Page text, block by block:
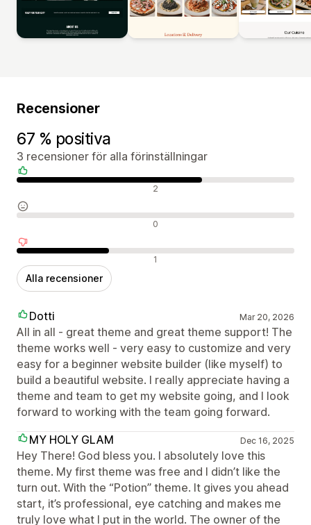
Recensioner
67 % positiva
3 recensioner för alla förinställningar
Positiva recensioner 2
Neutrala recensioner 0
Negativa recensioner 1
Alla recensioner
Dotti Mar 20, 2026
All in all - great theme and great theme support! The
theme works well - very easy to customize and very
easy for a beginner website builder (like myself) to
build a beautiful website. I really appreciate having a
theme and team to get my website going, and I look
forward to working with the team going forward.
MY HOLY GLAM
Dec 16, 2025
Hey There! God bless you. I absolutely love this
theme. My first theme was free and I didn’t like the
turn out. With the “Potion” theme. It gives you ahead
start, it’s professional, eye catching and makes me
truly love what I put in the world. The owner of the